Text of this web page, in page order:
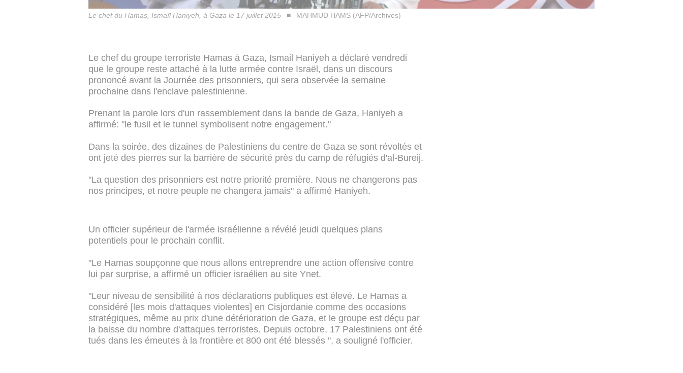
Le chef du Hamas, Ismaïl Haniyeh, à Gaza le 17 juillet 2015 MAHMUD HAMS (AFP/Archives)
Le chef du groupe terroriste Hamas à Gaza, Ismail Haniyeh a déclaré vendredi
que le groupe reste attaché à la lutte armée contre Israël, dans un discours
prononcé avant la Journée des prisonniers, qui sera observée la semaine
prochaine dans l'enclave palestinienne.
Prenant la parole lors d'un rassemblement dans la bande de Gaza, Haniyeh a
affirmé: "le fusil et le tunnel symbolisent notre engagement."
Dans la soirée, des dizaines de Palestiniens du centre de Gaza se sont révoltés et
ont jeté des pierres sur la barrière de sécurité près du camp de réfugiés d'al-Bureij.
"La question des prisonniers est notre priorité première. Nous ne changerons pas
nos principes, et notre peuple ne changera jamais" a affirmé Haniyeh.
Un officier supérieur de l'armée israélienne a révélé jeudi quelques plans
potentiels pour le prochain conflit.
"Le Hamas soupçonne que nous allons entreprendre une action offensive contre
lui par surprise, a affirmé un officier israélien au site Ynet.
"Leur niveau de sensibilité à nos déclarations publiques est élevé. Le Hamas a
considéré [les mois d'attaques violentes] en Cisjordanie comme des occasions
stratégiques, même au prix d'une détérioration de Gaza, et le groupe est déçu par
la baisse du nombre d'attaques terroristes. Depuis octobre, 17 Palestiniens ont été
tués dans les émeutes à la frontière et 800 ont été blessés ", a souligné l'officier.